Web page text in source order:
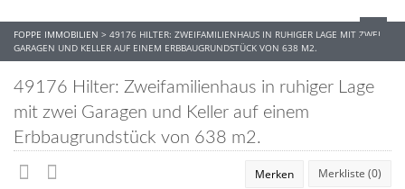
FOPPE IMMOBILIEN > 49176 HILTER: ZWEIFAMILIENHAUS IN RUHIGER LAGE MIT ZWEI
GARAGEN UND KELLER AUF EINEM ERBBAUGRUNDSTÜCK VON 638 M2.
49176 Hilter: Zweifamilienhaus in ruhiger Lage
mit zwei Garagen und Keller auf einem
Erbbaugrundstück von 638 m2.
Merkliste (0)
Merken